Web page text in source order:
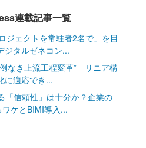
連載記事一覧
ジェクトを常駐者2名で」を目
ジタルゼネコン...
なき上流工程変革” リニア構
に適応でき...
「信頼性」は十分か？企業の
ケとBIMI導入...